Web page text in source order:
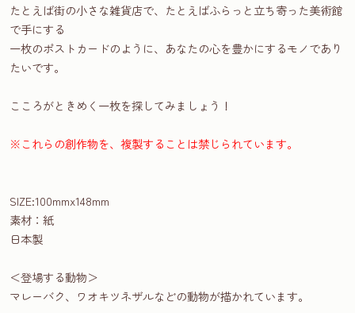
たとえば街の小さな雑貨店で、たとえばふらっと立ち寄った美術館
で手にする
一枚のポストカードのように、あなたの心を豊かにするモノであり
たいです。
こころがときめく一枚を探してみましょう！
※これらの創作物を、複製することは禁じられています。
SIZE:100mmx148mm
素材：紙
日本製
＜登場する動物＞
マレーバク、ワオキツネザルなどの動物が描かれています。